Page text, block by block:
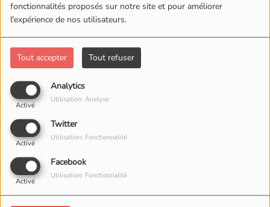
fonctionnalités proposés sur notre site et pour améliorer
l'expérience de nos utilisateurs.
Tout accepter Tout refuser
Analytics
Activé
Utilisation: Analyse
Twitter
Activé
Utilisation: Fonctionnalité
Facebook
Activé
Utilisation: Fonctionnalité
AMP FESTIVAL